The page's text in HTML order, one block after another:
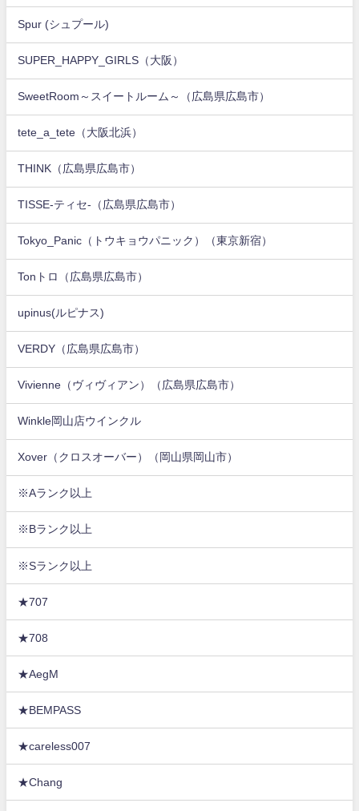
Spur (シュプール)
SUPER_HAPPY_GIRLS（大阪）
SweetRoom～スイートルーム～（広島県広島市）
tete_a_tete（大阪北浜）
THINK（広島県広島市）
TISSE-ティセ-（広島県広島市）
Tokyo_Panic（トウキョウパニック）（東京新宿）
Tonトロ（広島県広島市）
upinus(ルピナス)
VERDY（広島県広島市）
Vivienne（ヴィヴィアン）（広島県広島市）
Winkle岡山店ウインクル
Xover（クロスオーバー）（岡山県岡山市）
※Aランク以上
※Bランク以上
※Sランク以上
★707
★708
★AegM
★BEMPASS
★careless007
★Chang